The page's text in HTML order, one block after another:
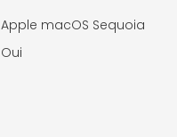
Apple macOS Sequoia
Oui